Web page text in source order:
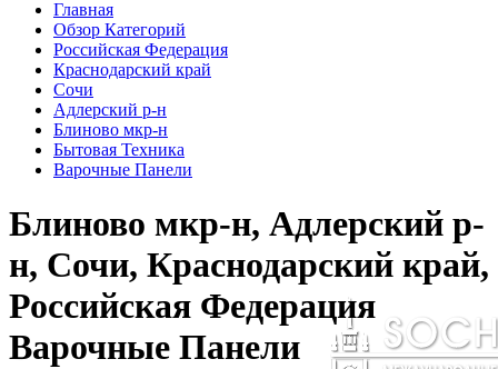
Главная
Обзор Категорий
Российская Федерация
Краснодарский край
Сочи
Адлерский р-н
Блиново мкр-н
Бытовая Техника
Варочные Панели
Блиново мкр-н, Адлерский р-
н, Сочи, Краснодарский край,
Российская Федерация
Варочные Панели